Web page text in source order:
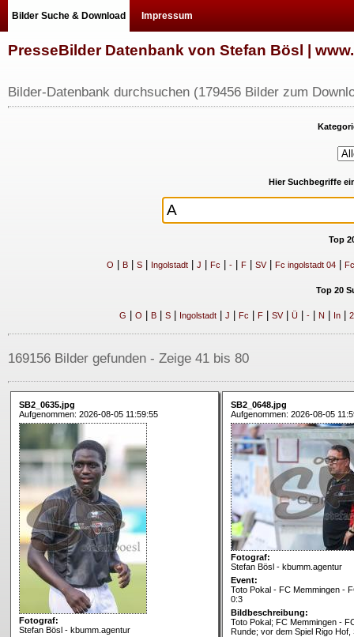
Bilder Suche & Download Impressum
PresseBilder Datenbank von Stefan Bösl |
Bilder-Datenbank durchsuchen (179456 Bilder zum
Hier Suchbegriffe
Top
O B| S| Ingolstadt| J Fc -| F| SV| Fc ingolstadt 04|
Top 20
G O B| S| Ingolstadt| J Fc F| SV| Ü| -| N In| 2
169156 Bilder gefunden - Zeige 41 bis 80
SB2_0635.jpg
Aufgenommen: 2026-08-05 11:59:55
Fotograf:
Stefan Bösl - kbumm.agentur
SB2_0648.jpg
Aufgenommen: 2026-08-05
Fotograf:
Stefan Bösl - kbumm.agentur
Event:
Toto Pokal - FC Memmingen -
0:3
Bildbeschreibung:
Toto Pokal; FC Memmingen -
Runde; vor dem Spiel Rigo